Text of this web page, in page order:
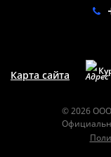
Карта сайта
© 2026